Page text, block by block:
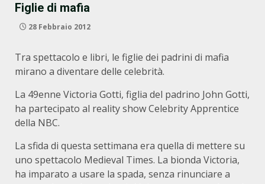
Figlie di mafia
28 Febbraio 2012
Tra spettacolo e libri, le figlie dei padrini di mafia
mirano a diventare delle celebrità.
La 49enne Victoria Gotti, figlia del padrino John Gotti,
ha partecipato al reality show Celebrity Apprentice
della NBC.
La sfida di questa settimana era quella di mettere su
uno spettacolo Medieval Times. La bionda Victoria,
ha imparato a usare la spada, senza rinunciare a